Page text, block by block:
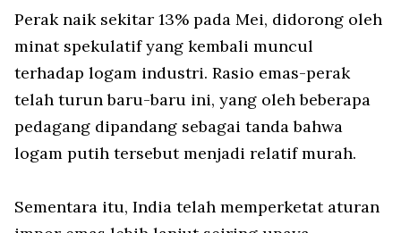
Perak naik sekitar 13% pada Mei, didorong oleh
minat spekulatif yang kembali muncul
terhadap logam industri. Rasio emas-perak
telah turun baru-baru ini, yang oleh beberapa
pedagang dipandang sebagai tanda bahwa
logam putih tersebut menjadi relatif murah.
Sementara itu, India telah memperketat aturan